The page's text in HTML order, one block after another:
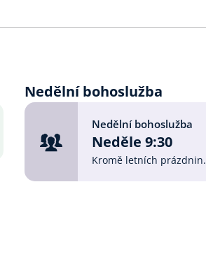
Nedělní bohoslužba
Nedělní bohoslužba
Neděle 9:30
Kromě letních prázdnin.